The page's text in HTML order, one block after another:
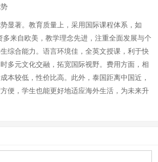
显著。教育质量上，采用国际课程体系，如
多来自欧美，教学理念先进，注重全面发展与个
综合能力。语言环境佳，全英文授课，利于快
多元文化交融，拓宽国际视野。费用方面，相
本较低，性价比高。此外，泰国距离中国近，
便，学生也能更好地适应海外生活，为未来升